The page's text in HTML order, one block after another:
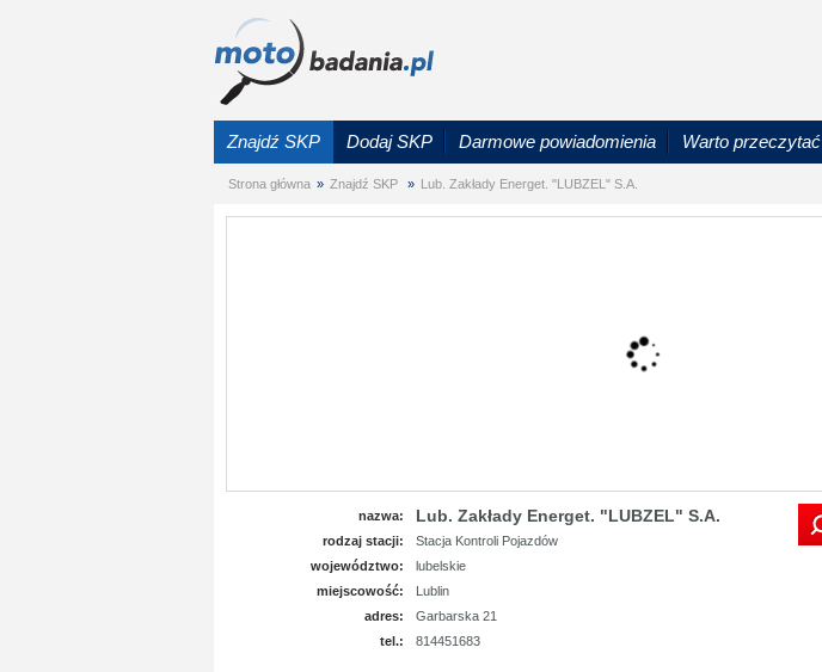
Znajdź SKP Dodaj SKP Darmowe powiadomienia Warto przeczytać
Strona główna » Znajdź SKP » Lub. Zakłady Energet. "LUBZEL" S.A.
nazwa: Lub. Zakłady Energet. "LUBZEL" S.A.
rodzaj stacji:
Stacja Kontroli Pojazdów
województwo:
lubelskie
miejscowość:
Lublin
adres:
Garbarska 21
tel.:
814451683